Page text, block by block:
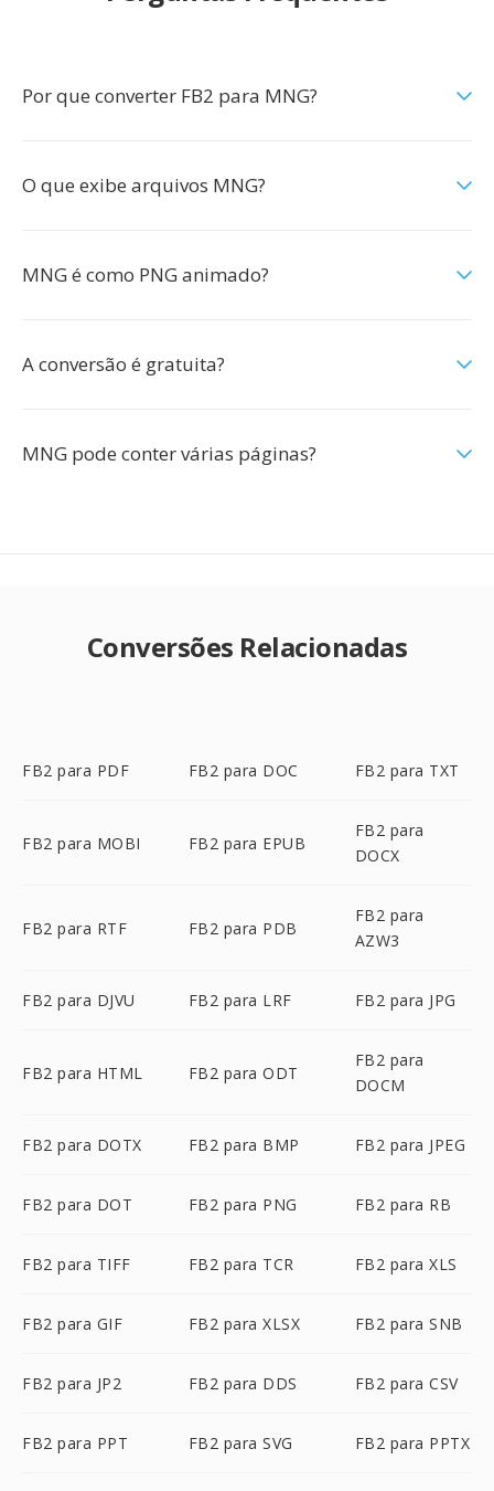
Por que converter FB2 para MNG?
O que exibe arquivos MNG?
MNG é como PNG animado?
A conversão é gratuita?
MNG pode conter várias páginas?
Conversões Relacionadas
FB2 para PDF FB2 para DOC FB2 para TXT
FB2 para MOBI FB2 para EPUB
FB2 para
DOCX
FB2 para RTF FB2 para PDB
FB2 para
AZW3
FB2 para DJVU FB2 para LRF FB2 para JPG
FB2 para HTML FB2 para ODT
FB2 para
DOCM
FB2 para DOTX FB2 para BMP FB2 para JPEG
FB2 para DOT FB2 para PNG FB2 para RB
FB2 para TIFF FB2 para TCR FB2 para XLS
FB2 para GIF FB2 para XLSX FB2 para SNB
FB2 para JP2 FB2 para DDS FB2 para CSV
FB2 para PPT FB2 para SVG FB2 para PPTX